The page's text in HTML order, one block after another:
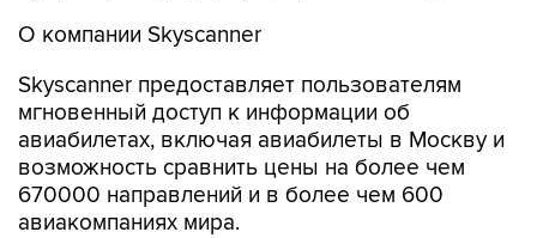
О компании Skyscanner
Skyscanner предоставляет пользователям
мгновенный доступ к информации об
авиабилетах, включая авиабилеты в Москву и
возможность сравнить цены на более чем
670000 направлений и в более чем 600
авиакомпаниях мира.